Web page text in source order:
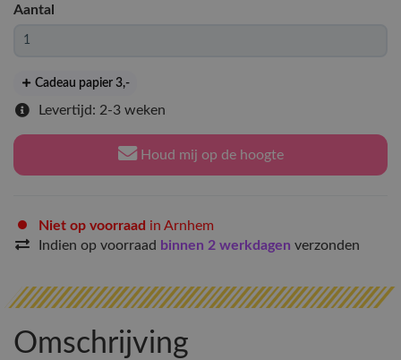
Aantal
Cadeau papier 3,-
Levertijd: 2-3 weken
Houd mij op de hoogte
Niet op voorraad in Arnhem
Indien op voorraad binnen 2 werkdagen verzonden
Omschrijving